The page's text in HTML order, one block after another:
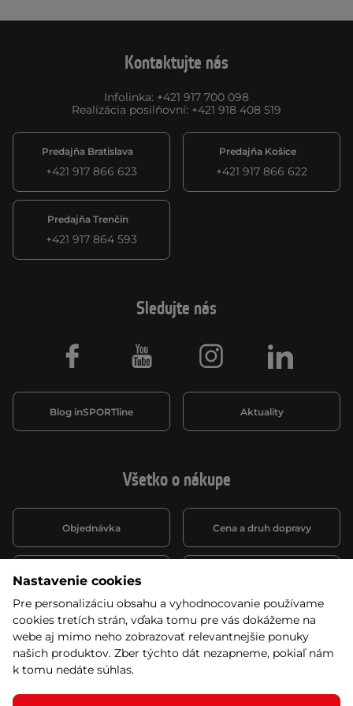
Kontaktujte nás
Infolinka: +421 917 700 098
Realizácia posilňovní: +421 918 408 519
Predajňa Bratislava
+421 917 866 623
Predajňa Košice
+421 917 866 622
Predajňa Trenčín
+421 917 864 593
Všetko o nákupe
Objednávka Cena a druh dopravy
Spôsob platby
Montáž a servis Reklamácie a záruka
Kariéra
Sledujte nás
Blog inSPORTline Aktuality
Facebook Youtube Instagram LinkedIn
Nastavenie cookies
Pre personalizáciu obsahu a vyhodnocovanie používame
cookies tretích strán, vďaka tomu pre vás dokážeme na
webe aj mimo neho zobrazovať relevantnejšie ponuky
našich produktov. Zber týchto dát nezapneme, pokiaľ nám
k tomu nedáte súhlas.